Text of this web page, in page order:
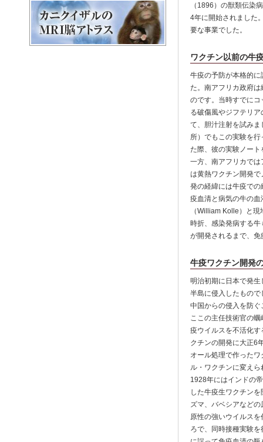
（1896）の獣類伝染
4年に開始されました
要な事業でした。
ワクチン以前の牛
牛疫の予防が本格的
た。南アフリカ政府
のです。当時すでに
る破傷風やジフテリ
て、胆汁注射を試み
所）でもこの実験を
た際、彼の実験ノー
一方、南アフリカで
は黄熱ワクチン開発
発の経緯には牛疫で
疫血清と病気の牛の
（William Kolle）と
時折、感染発病する
が開発されるまで、
牛疫ワクチン開発
明治初期に日本で発
半島に侵入したもの
中国からの侵入を防
ここの主任技術官の蠣
疫ウイルスを不活化
クチンの開発に大正6
オール処理で作った
ル・ワクチンに変えら
1928年にはインドの
した牛疫生ワクチン
ズマ、バベシアなど
原性の強いウイルス
ろで、同時接種実験